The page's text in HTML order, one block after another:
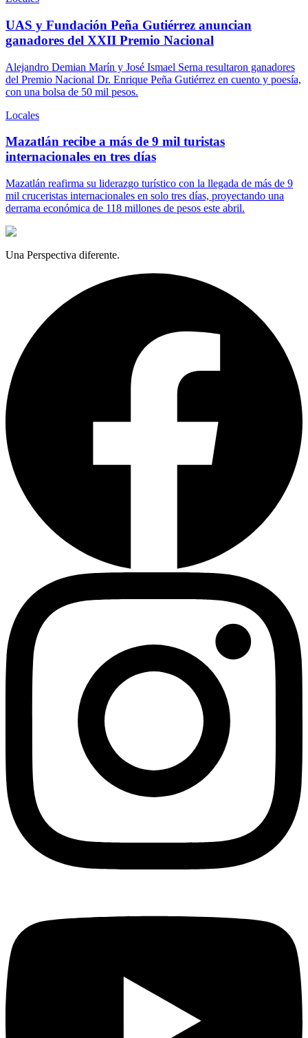
UAS y Fundación Peña Gutiérrez anuncian
ganadores del XXII Premio Nacional
Alejandro Demian Marín y José Ismael Serna resultaron ganadores
del Premio Nacional Dr. Enrique Peña Gutiérrez en cuento y poesía,
con una bolsa de 50 mil pesos.
Locales
Mazatlán recibe a más de 9 mil turistas
internacionales en tres días
Mazatlán reafirma su liderazgo turístico con la llegada de más de 9
mil cruceristas internacionales en solo tres días, proyectando una
derrama económica de 118 millones de pesos este abril.
Una Perspectiva diferente.